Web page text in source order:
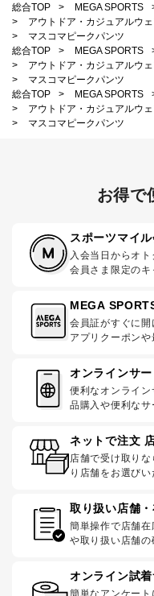
総合TOP > MEGA SPORTS
>
アウトドア・カジュアルウ
>
マスコマピークパンツ
総合TOP
> MEGA SPORTS
>
アウトドア・カジュアルウ
>
マスコマピークパンツ
総合TOP
> MEGA SPORTS
>
アウトドア・カジュアルウ
>
マスコマピークパンツ
お得で
スポーツマイ
入会当日からオ
会員さま限定のキ
MEGA
会員証がすぐに開
アプリクーポンや
オンラインサ
便利なオンライ
品購入や便利なサ
ネットで注文
店舗で受け取り
り店舗をお選びい
取り扱い店舗
簡単操作で店舗
や取り扱い店舗の
オンライン試
簡単なアンケー